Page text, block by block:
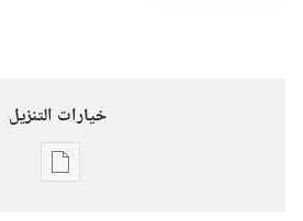
خيارات التنزيل
خيارات